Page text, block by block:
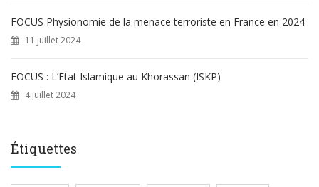
FOCUS Physionomie de la menace terroriste en France en 2024
11 juillet 2024
FOCUS : L’Etat Islamique au Khorassan (ISKP)
4 juillet 2024
Étiquettes